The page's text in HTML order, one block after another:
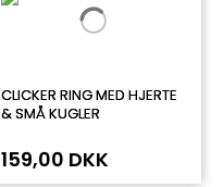
CLICKER RING MED HJERTE
& SMÅ KUGLER
159,00 DKK